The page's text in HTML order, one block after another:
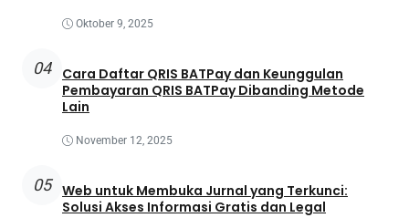
Oktober 9, 2025
04
Cara Daftar QRIS BATPay dan Keunggulan
Pembayaran QRIS BATPay Dibanding Metode
Lain
November 12, 2025
05 Web untuk Membuka Jurnal yang Terkunci:
Solusi Akses Informasi Gratis dan Legal